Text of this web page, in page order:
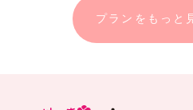
プランをもっと